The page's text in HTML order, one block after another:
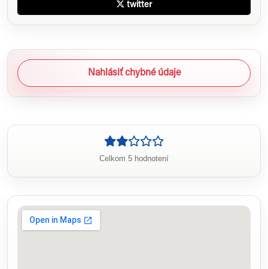
twitter
Nahlásiť chybné údaje
Celkom 5 hodnotení